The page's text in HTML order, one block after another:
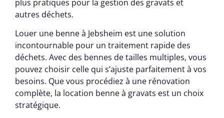
plus pratiques pour la gestion des gravats et
autres déchets.
Louer une benne à Jebsheim est une solution
incontournable pour un traitement rapide des
déchets. Avec des bennes de tailles multiples, vous
pouvez choisir celle qui s’ajuste parfaitement à vos
besoins. Que vous procédiez à une rénovation
complète, la location benne à gravats est un choix
stratégique.